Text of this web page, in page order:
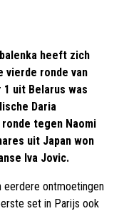
heeft zich
vierde ronde van
1 uit Belarus was
Daria
tegen Naomi
uit Japan won
Iva Jovic.
eerdere ontmoetingen
set in Parijs ook